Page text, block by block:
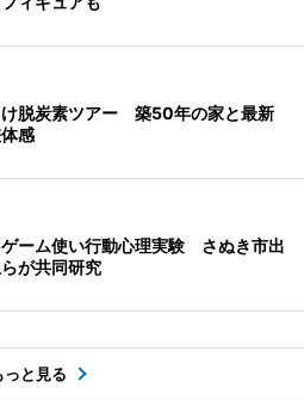
け脱炭素ツアー 築50年の家と最新
感
ーム使い行動心理実験 さぬき市出
が共同研究
っと見る